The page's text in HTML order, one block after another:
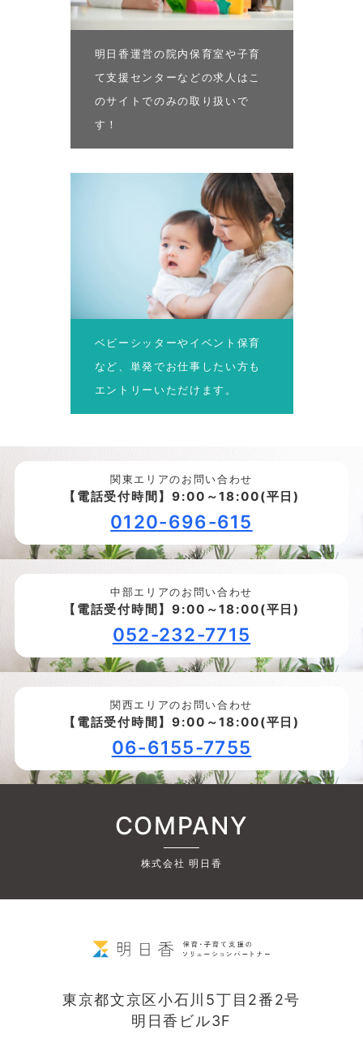
明日香運営の院内保育室や子育
て支援センターなどの求人はこ
のサイトでのみの取り扱いで
す！
ベビーシッターやイベント保育
など、単発でお仕事したい方も
エントリーいただけます。
関東エリアのお問い合わせ
【電話受付時間】9:00～18:00(平日)
0120-696-615
中部エリアのお問い合わせ
【電話受付時間】9:00～18:00(平日)
052-232-7715
関西エリアのお問い合わせ
【電話受付時間】9:00～18:00(平日)
06-6155-7755
COMPANY
株式会社 明日香
東京都文京区小石川5丁目2番2号
明日香ビル3F